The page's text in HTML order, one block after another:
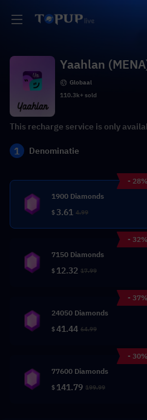
Yaahlan
Globaal
110.3k+ sold
This recharge service is only
1 Denominatie
- 28%
1900 Diamonds
$3.61 4.99
- 32%
7150 Diamonds
$ 12.32 17.99
- 37%
24050 Diamonds
$41.44 64.99
- 30%
77600 Diamonds
$ 141.79 199.99